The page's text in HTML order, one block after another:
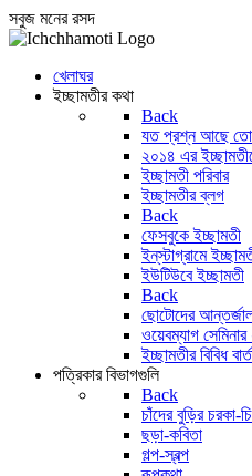
সবুজ মনের রসদ
খেলাঘর
ইচ্ছামতীর কথা
Back
যত প্রশ্ন আছে
২০১৪ এর
ইচ্ছামতী পরিবার
ইচ্ছামতীর ব্লগ
Back
ফেসবুকে ইচ্ছামতী
ইন্‌স্টাগ্রামে
ইউটিউবে ইচ্ছামতী
Back
ছোটোদের
ওয়েবম্যাগ
ইচ্ছামতীর বিবিধ
পত্রিকার বিভাগগুলি
Back
চাঁদের বুড়ির চরকা-
ছড়া-কবিতা
গল্প-স্বল্প